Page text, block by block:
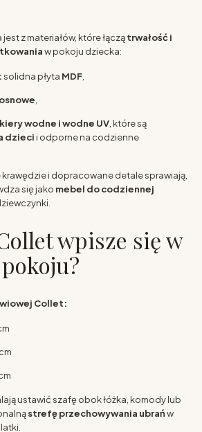
z materiałów, które łączątrwałość i
w pokoju dziecka:
solidna płyta MDF
wodne i wodne UV , które są
dzieci i odporne na codzienne
i dopracowane detale sprawiają,
się jako mebel do codziennej
wpisze się w
Collet:
ustawić szafę obok łóżka, komody lub
strefę przechowywania ubrańw